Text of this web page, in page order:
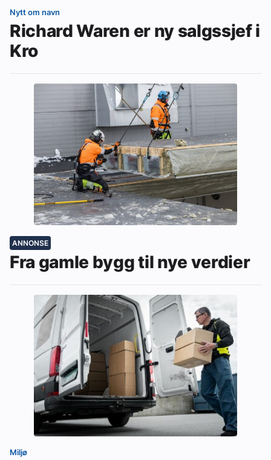
Nytt om navn
Richard Waren er ny salgssjef i
Kro
ANNONSE
Fra gamle bygg til nye verdier
Miljø